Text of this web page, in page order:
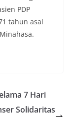
PDP
tahun asal
7 Hari
Solidaritas